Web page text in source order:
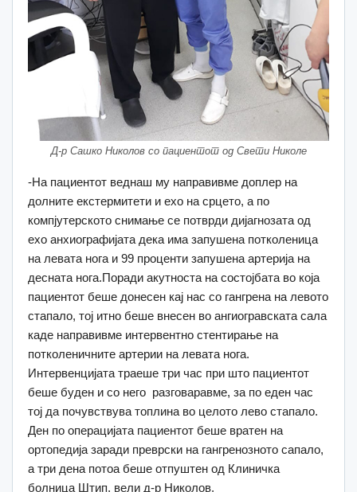
Д-р Сашко Николов со пациентот од Свети Николе
-На пациентот веднаш му направивме доплер на
долните екстермитети и ехо на срцето, а по
компјутерското снимање се потврди дијагнозата од
ехо анхиографијата дека има запушена потколеница
на левата нога и 99 проценти запушена артерија на
десната нога.Поради акутноста на состојбата во која
пациентот беше донесен кај нас со гангрена на левото
стапало, тој итно беше внесен во ангиогравската сала
каде направивме интервентно стентирање на
потколеничните артерии на левата нога.
Интервенцијата траеше три час при што пациентот
беше буден и со него разговаравме, за по еден час
тој да почувствува топлина во целото лево стапало.
Ден по операцијата пациентот беше вратен на
ортопедија заради преврски на гангренозното сапало,
а три дена потоа беше отпуштен од Клиничка
болница Штип, вели д-р Николов.